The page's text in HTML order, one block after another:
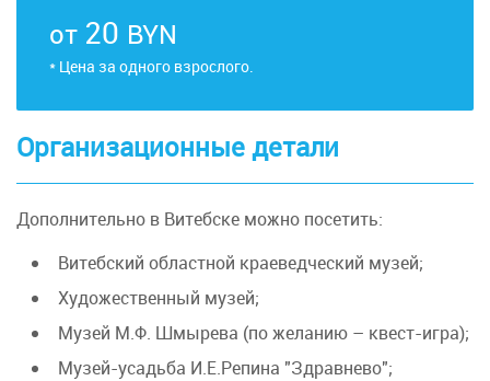
от 20 BYN
* Цена за одного взрослого.
Организационные детали
Дополнительно в Витебске можно посетить:
Витебский областной краеведческий музей;
Художественный музей;
Музей М.Ф. Шмырева (по желанию – квест-игра);
Музей-усадьба И.Е.Репина "Здравнево";